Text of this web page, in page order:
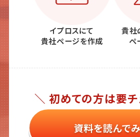
イプロスにて
貴社ページを作成
貴社
ペ
＼ 初めての方は要チ
資料を読んで